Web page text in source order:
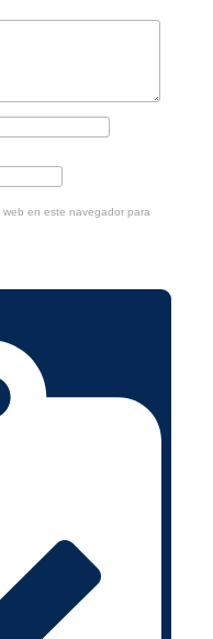
en este navegador para